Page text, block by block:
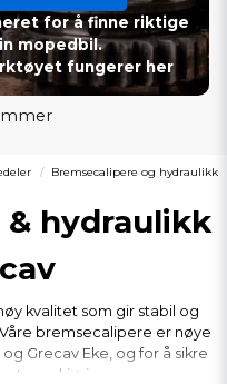
for å finne riktige
mopedbil.
fungerer her
Bremsecalipere og hydraulikk
& hydraulikk
kvalitet som gir stabil og
bremsecalipere er nøye
Grecav Eke, og for å sikre
trygg kjøring.